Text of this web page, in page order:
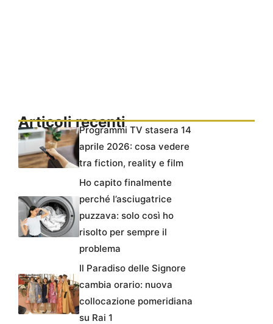
Articoli recentiProgrammi TV stasera 14
aprile 2026: cosa vedere
tra fiction, reality e film
Ho capito finalmente
perché l’asciugatrice
puzzava: solo così ho
risolto per sempre il
problema
Il Paradiso delle Signore
cambia orario: nuova
collocazione pomeridiana
su Rai 1